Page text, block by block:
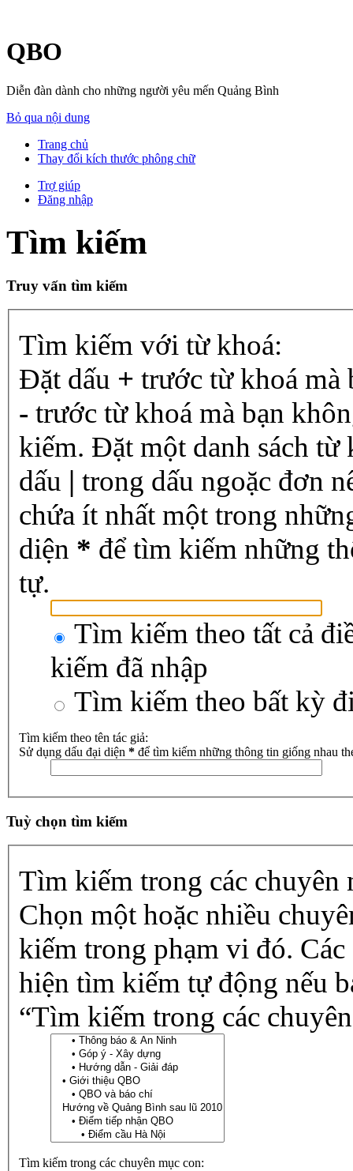
QBO
Diễn đàn dành cho những người yêu mến Quảng Bình
Bỏ qua nội dung
Trang chủ
Thay đổi kích thước phông chữ
Trợ giúp
Đăng nhập
Tìm kiếm
Truy vấn tìm kiếm
Tìm kiếm với từ khoá:
Đặt dấu + trước từ khoá mà
- trước từ khoá mà bạn
kiếm. Đặt một danh sách từ
dấu | trong dấu ngoặc đơn
chứa ít nhất một trong
diện * để tìm kiếm những
tự.
Tìm kiếm theo tất cả
kiếm đã nhập
Tìm kiếm theo bất kỳ
Tìm kiếm theo tên tác giả:
Sử dụng dấu đại diện * để tìm kiếm những thông tin giống nhau
Tuỳ chọn tìm kiếm
Tìm kiếm trong các chuyên
Chọn một hoặc nhiều
kiếm trong phạm vi đó.
hiện tìm kiếm tự động nếu
“Tìm kiếm trong các
Tìm kiếm trong các chuyên mục con: